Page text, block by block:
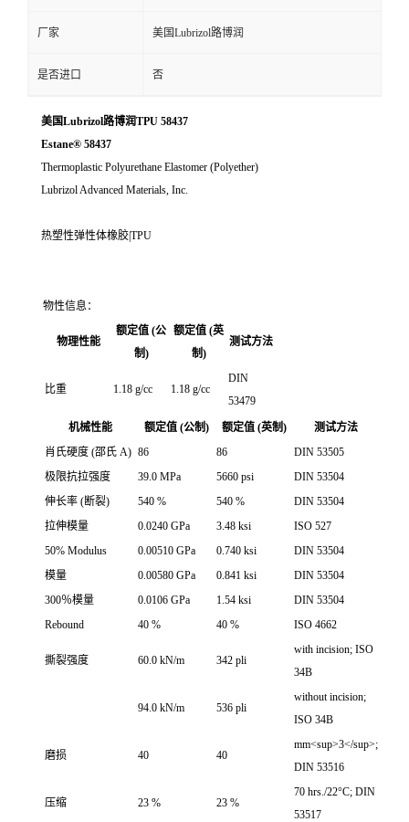
厂家 美国Lubrizol路博润
是否进口 否
美国Lubrizol路博润TPU 58437
Estane® 58437
Thermoplastic Polyurethane Elastomer (Polyether)
Lubrizol Advanced Materials, Inc.
热塑性弹性体橡胶|TPU
物性信息：
物理性能
额定值 (公
制)
额定值 (英
制)
测试方法
比重 1.18 g/cc 1.18 g/cc
DIN
53479
机械性能 额定值 (公制) 额定值 (英制)
测试方法
肖氏硬度 (邵氏 A) 86 86
DIN 53505
极限抗拉强度
39.0 MPa 5660 psi
DIN 53504
伸长率 (断裂)
540 % 540 %
DIN 53504
拉伸模量
0.0240 GPa 3.48 ksi
ISO 527
50% Modulus
0.00510 GPa 0.740 ksi
DIN 53504
模量
0.00580 GPa 0.841 ksi
DIN 53504
300％模量
0.0106 GPa 1.54 ksi
DIN 53504
Rebound
40 % 40 % ISO 4662
撕裂强度 60.0 kN/m 342 pli
with incision; ISO
34B
94.0 kN/m 536 pli
without incision;
ISO 34B
磨损 40 40
mm<sup>3</sup>;
DIN 53516
压缩 23 % 23 %
70 hrs./22°C; DIN
53517